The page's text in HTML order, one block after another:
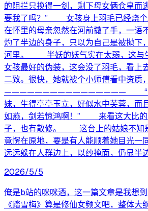
的阻拦只换得一剑，剩下母女俩仓皇
要我了吗？” 女孩身上羽毛已经烧个
在怀里的母亲忽然在河前撒了手，一
灼了半边的身子，只以为自己是被抛下
河里。 半妖的妖气实在太弱，这与
女孩最好的伪装，这会没了羽毛，看上
二致。很快，她就被个小师傅看中资
———————————————— “听说
妹，生得亭亭玉立，好似水中芙蓉，而
如燕，剑若惊鸿啊！” 来看这大比的
子，也有散修。 这台上的姑娘不知
竟愣在原地，要是有人能顺着她目光一
远远躲在人群边上，以纱掩面，仍显半
2026/5/5
俺是b站的咪咪酒，这一篇文章是我想
《踏雪梅》算是修仙女频文吧，整体大